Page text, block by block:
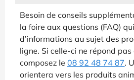
Besoin de conseils
la foire aux questions (FAQ)
d’informations au sujet des
ligne. Si celle-ci ne répond
composez le 08 92 48 74 87.
orientera vers les produits